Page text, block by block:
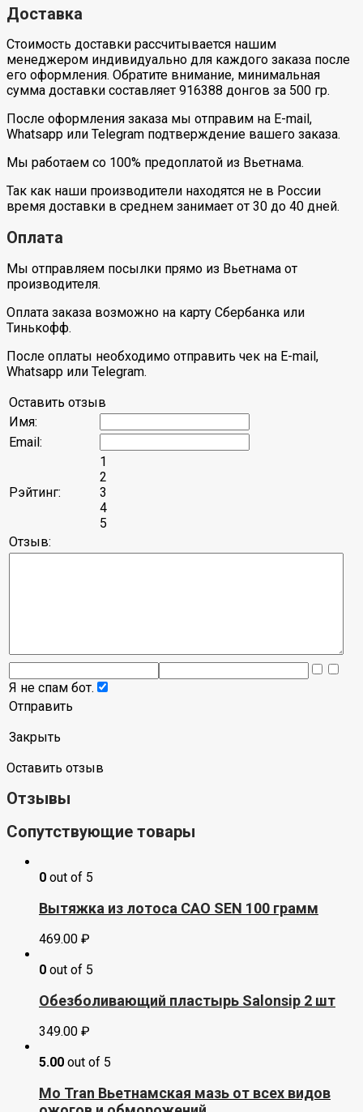
Доставка
Стоимость доставки рассчитывается нашим
менеджером индивидуально для каждого заказа после
его оформления. Обратите внимание, минимальная
сумма доставки составляет 916388 донгов за 500 гр.
После оформления заказа мы отправим на E-mail,
Whatsapp или Telegram подтверждение вашего заказа.
Мы работаем со 100% предоплатой из Вьетнама.
Так как наши производители находятся не в России
время доставки в среднем занимает от 30 до 40 дней.
Оплата
Мы отправляем посылки прямо из Вьетнама от
производителя.
Оплата заказа возможно на карту Сбербанка или
Тинькофф.
После оплаты необходимо отправить чек на E-mail,
Whatsapp или Telegram.
Оставить отзыв
Имя:
Email:
Рэйтинг:
1
2
3
4
5
Отзыв:
Я не спам бот.
Отправить
Закрыть
Оставить отзыв
Отзывы
Сопутствующие товары
0 out of 5
Вытяжка из лотоса CAO SEN 100 грамм
469.00 ₽
0 out of 5
Обезболивающий пластырь Salonsip 2 шт
349.00 ₽
5.00 out of 5
Mo Tran Вьетнамская мазь от всех видов